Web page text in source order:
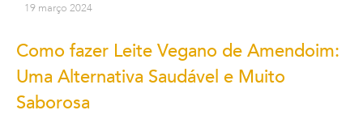
19 março 2024
Como fazer Leite Vegano de Amendoim:
Uma Alternativa Saudável e Muito
Saborosa